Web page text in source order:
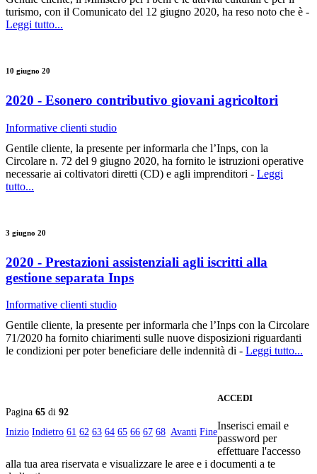
turismo, con il Comunicato del 12 giugno 2020, ha reso noto che è -
Leggi tutto...
10 giugno 20
2020 - Esonero contributivo giovani agricoltori
Informative clienti studio
Gentile cliente, la presente per informarla che l’Inps, con la
Circolare n. 72 del 9 giugno 2020, ha fornito le istruzioni operative
necessarie ai coltivatori diretti (CD) e agli imprenditori - Leggi
tutto...
3 giugno 20
2020 - Prestazioni assistenziali agli iscritti alla
gestione separata Inps
Informative clienti studio
Gentile cliente, la presente per informarla che l’Inps con la Circolare
71/2020 ha fornito chiarimenti sulle nuove disposizioni riguardanti
le condizioni per poter beneficiare delle indennità di - Leggi tutto...
Pagina 65 di 92
Inizio Indietro 61 62 63 64 65 66 67 68 Avanti Fine
ACCEDI
Inserisci email e
password per
effettuare l'accesso
alla tua area riservata e visualizzare le aree e i documenti a te